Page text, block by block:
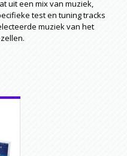
uit een mix van muziek,
test en tuning tracks
muziek van het